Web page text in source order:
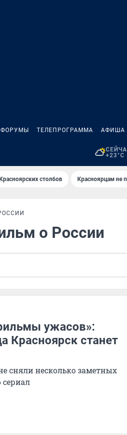
ФОРУМЫ ТЕЛЕПРОГРАММА АФИША
+23°C
столбов Красноярцам не
о России
ужасов»:
Красноярск станет
сняли несколько заметных
сериал